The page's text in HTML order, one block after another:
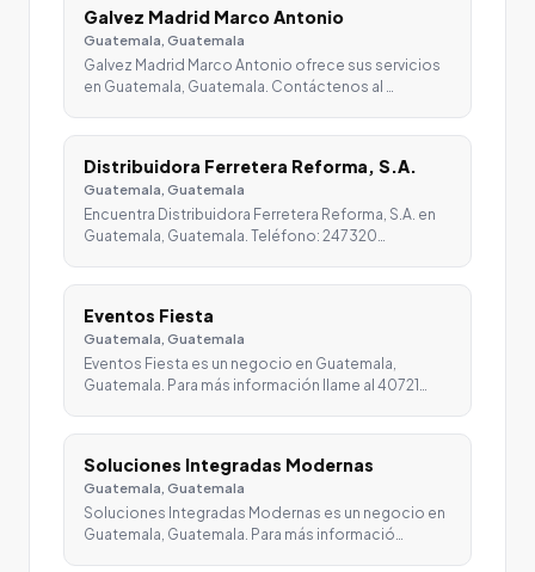
Galvez Madrid Marco Antonio
Guatemala, Guatemala
Galvez Madrid Marco Antonio ofrece sus servicios
en Guatemala, Guatemala. Contáctenos al …
Distribuidora Ferretera Reforma, S.A.
Guatemala, Guatemala
Encuentra Distribuidora Ferretera Reforma, S.A. en
Guatemala, Guatemala. Teléfono: 247320…
Eventos Fiesta
Guatemala, Guatemala
Eventos Fiesta es un negocio en Guatemala,
Guatemala. Para más información llame al 40721…
Soluciones Integradas Modernas
Guatemala, Guatemala
Soluciones Integradas Modernas es un negocio en
Guatemala, Guatemala. Para más informació…